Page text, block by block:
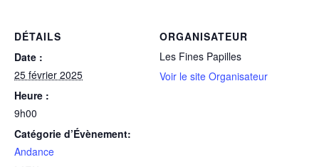
DÉTAILS
Date :
25 février 2025
Heure :
9h00
Catégorie d’Évènement:
Andance
ORGANISATEUR
Les Fines Papilles
Voir le site Organisateur